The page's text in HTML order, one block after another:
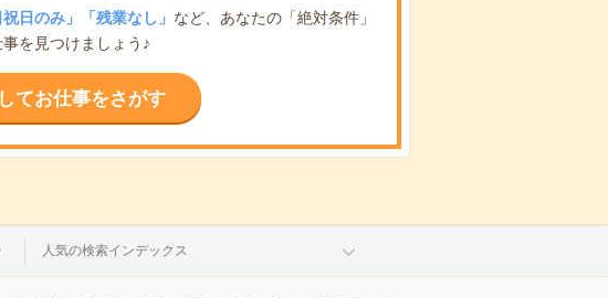
祝日のみ」「残業なし」 など、あなたの「絶対条件」
を見つけましょう♪
てお仕事をさがす
人気の検索インデックス